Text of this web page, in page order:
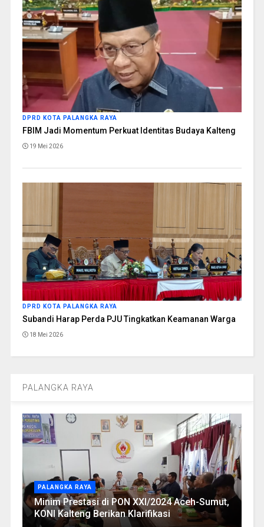
DPRD KOTA PALANGKA RAYA
FBIM Jadi Momentum Perkuat Identitas Budaya Kalteng
19 Mei 2026
DPRD KOTA PALANGKA RAYA
Subandi Harap Perda PJU Tingkatkan Keamanan Warga
18 Mei 2026
PALANGKA RAYA
PALANGKA RAYA
Minim Prestasi di PON XXI/2024 Aceh-Sumut,
KONI Kalteng Berikan Klarifikasi